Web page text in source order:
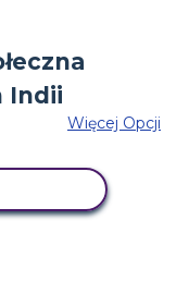
Więcej Opcji